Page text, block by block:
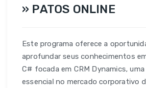
escolha
o
desenvolvimento
de
carreira
» PATOS ONLINE
Este programa oferece a
aprofundar seus conhecimentos
C# focada em CRM Dynamics,
essencial no mercado corporativo